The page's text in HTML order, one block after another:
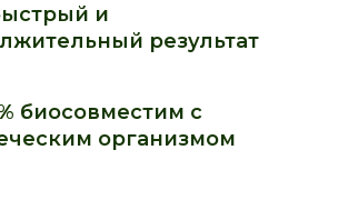
и
результат
биосовместим с
организмом